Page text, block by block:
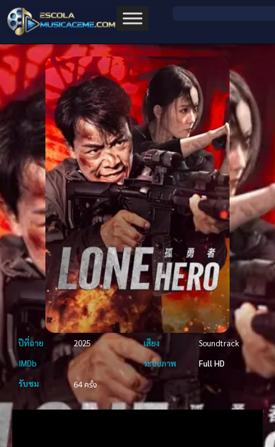
ปีที่ฉาย 2025 เสียง
Soundtrack
IMDb
ระบบภาพ
Full HD
รับชม
64 ครั้ง